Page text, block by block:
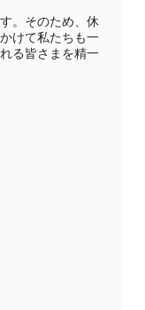
。そのため、休
けて私たちも一
る皆さまを精一